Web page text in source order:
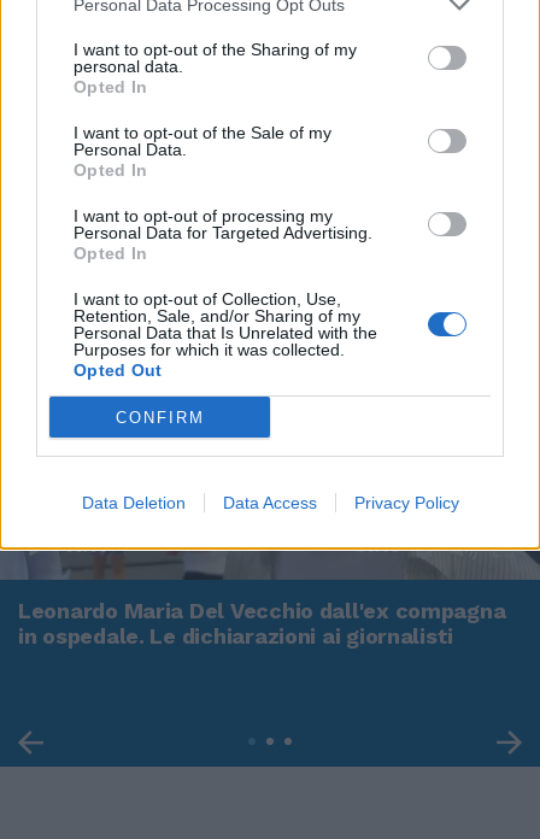
Personal Data Processing Opt Outs
I want to opt-out of the Sharing of my
personal data.
Opted In
I want to opt-out of the Sale of my
Personal Data.
Opted In
I want to opt-out of processing my
Personal Data for Targeted Advertising.
Opted In
I want to opt-out of Collection, Use,
Retention, Sale, and/or Sharing of my
Personal Data that Is Unrelated with the
Purposes for which it was collected.
Opted Out
CONFIRM
Data Deletion Data Access Privacy Policy
00:00 01:16
Leonardo Maria Del Vecchio dall'ex compagna
in ospedale. Le dichiarazioni ai giornalisti